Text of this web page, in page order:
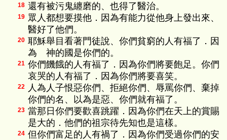
18 還有被污鬼纏磨的、也得了醫治。
19 眾人都想要摸他．因為有能力從他身上發出來、
醫好了他們。
20 耶穌舉目看著門徒說、你們貧窮的人有福了．因
為 神的國是你們的。
21 你們饑餓的人有福了．因為你們將要飽足。你們
哀哭的人有福了．因為你們將要喜笑。
22
人為人子恨惡你們、拒絕你們、辱罵你們、棄掉
你們的名、以為是惡、你們就有福了。
23 當那日你們要歡喜跳躍．因為你們在天上的賞賜
是大的．他們的祖宗待先知也是這樣。
24 但你們富足的人有禍了．因為你們受過你們的安